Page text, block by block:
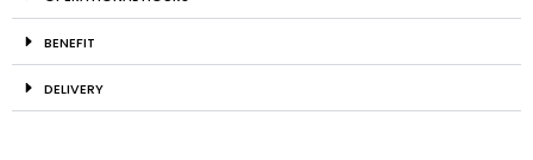
BENEFIT
DELIVERY